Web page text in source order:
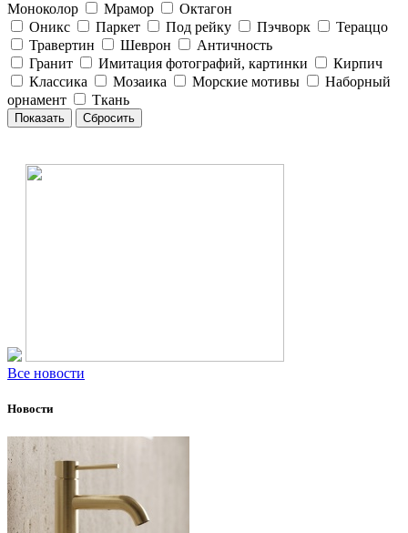
Моноколор
Мрамор
Октагон
Оникс
Паркет Под рейку Пэчворк
Тераццо
Травертин
Шеврон
Античность
Гранит
Имитация фотографий, картинки
Кирпич
Классика
Мозаика Морские мотивы
Наборный
орнамент
Ткань
Все новости
Новости